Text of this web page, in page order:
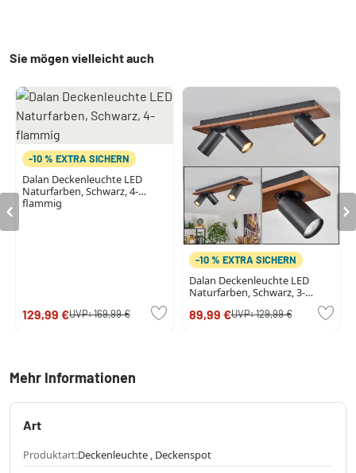
Sie mögen vielleicht auch
-10 % EXTRA SICHERN
Dalan Deckenleuchte LED
Naturfarben, Schwarz, 4-
flammig
129,99 €UVP:169,99 €
-10 % EXTRA SICHERN
Dalan Deckenleuchte LED
Naturfarben, Schwarz, 3-
89,99 €UVP:129,99 €
Mehr Informationen
Art
Produktart:Deckenleuchte , Deckenspot